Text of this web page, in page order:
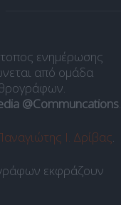
ενημέρωσης
από ομάδα
@Communcations.
Ι. Δρίβας.
εκφράζουν